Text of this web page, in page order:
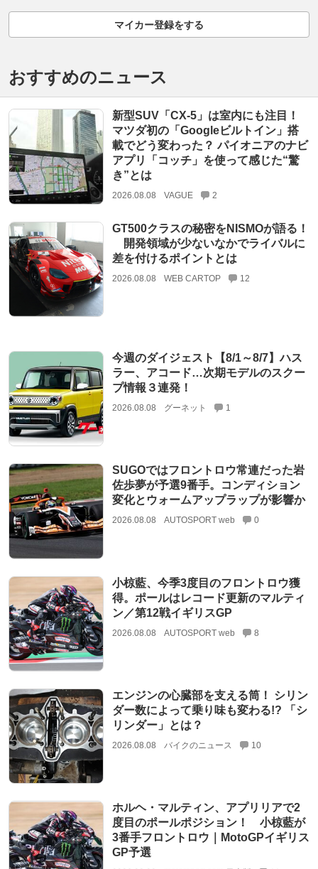
マイカー登録をする
おすすめのニュース
新型SUV「CX-5」は室内にも注目！
マツダ初の「Googleビルトイン」搭
載でどう変わった？ パイオニアのナビ
アプリ「コッチ」を使って感じた“驚
き”とは
2026.08.08 VAGUE 2
GT500クラスの秘密をNISMOが語る！
開発領域が少ないなかでライバルに
差を付けるポイントとは
2026.08.08 WEB CARTOP 12
今週のダイジェスト【8/1～8/7】ハス
ラー、アコード…次期モデルのスクー
プ情報３連発！
2026.08.08 グーネット 1
SUGOではフロントロウ常連だった岩
佐歩夢が予選9番手。コンディション
変化とウォームアップラップが影響か
2026.08.08 AUTOSPORT web 0
小椋藍、今季3度目のフロントロウ獲
得。ポールはレコード更新のマルティ
ン／第12戦イギリスGP
2026.08.08 AUTOSPORT web 8
エンジンの心臓部を支える筒！ シリン
ダー数によって乗り味も変わる!? 「シ
リンダー」とは？
2026.08.08 バイクのニュース 10
ホルヘ・マルティン、アプリリアで2
度目のポールポジション！ 小椋藍が
3番手フロントロウ｜MotoGPイギリス
GP予選